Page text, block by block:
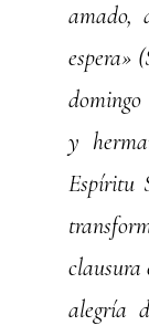
amado,
espera»
y
Espíritu
clausura
alegría